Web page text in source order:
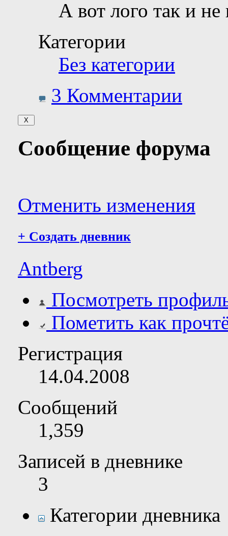
А вот лого так и не
Категории
Без категории
3 Комментарии
Сообщение форума
Отменить изменения
+ Создать дневник
Antberg
Посмотреть
Пометить как
Регистрация
14.04.2008
Сообщений
1,359
Записей в дневнике
3
Категории дневника